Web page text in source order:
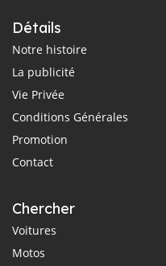
Détails
Notre histoire
La publicité
Vie Privée
Conditions Générales
Promotion
Contact
Chercher
Voitures
Motos